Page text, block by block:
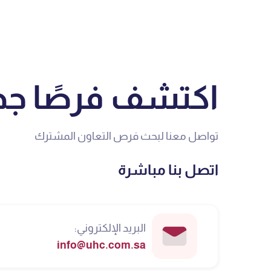
اكتشف فرصًا
تواصل معنا لبحث فرص التعاون المشترك
اتصل بنا مباشرة
البريد الإلكتروني:
info@uhc.com.sa